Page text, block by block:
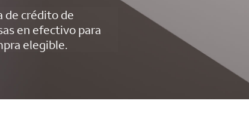
de crédito de
en efectivo para
elegible.